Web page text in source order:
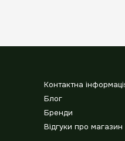
Контактна
Блог
Бренди
Відгуки про магазин